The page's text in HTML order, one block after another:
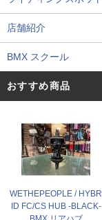
店舗紹介
BMX スクール
おすすめ商品
WETHEPEOPLE / HYBR
ID FC/CS HUB -BLACK-